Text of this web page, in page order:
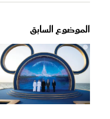
الموضوع السابق